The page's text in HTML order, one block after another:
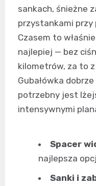
sankach, śnieżne
przystankami
Czasem to
najlepiej — bez
kilometrów, za to
Gubałówka
potrzebny jest
intensywnymi
Spacer
najlepsza
Sanki i